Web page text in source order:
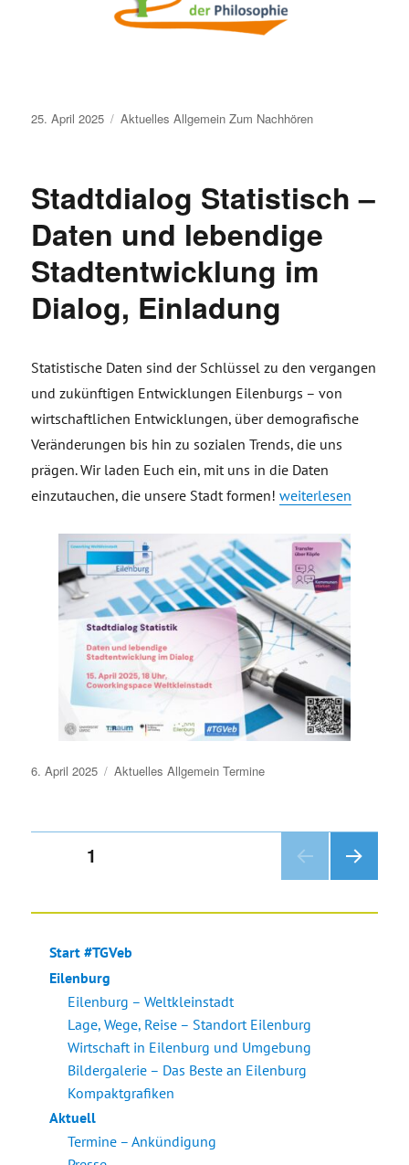
Veröffentlicht
25. April 2025 Aktuelles Allgemein Zum Nachhören
Stadtdialog Statistisch –
Daten und lebendige
Stadtentwicklung im
Dialog, Einladung
Statistische Daten sind der Schlüssel zu den vergangen
und zukünftigen Entwicklungen Eilenburgs – von
wirtschaftlichen Entwicklungen, über demografische
Veränderungen bis hin zu sozialen Trends, die uns
prägen. Wir laden Euch ein, mit uns in die Daten
einzutauchen, die unsere Stadt formen! „Stadtdialog
weiterlesen
Veröffentlicht
6. April 2025 Aktuelles Allgemein Termine
Seitennummerierung
Beiträge
1
HSTE
Start #TGVeb
Eilenburg
Eilenburg – Weltkleinstadt
Lage, Wege, Reise – Standort Eilenburg
Wirtschaft in Eilenburg und Umgebung
Bildergalerie – Das Beste an Eilenburg
Kompaktgrafiken
Aktuell
Termine – Ankündigung